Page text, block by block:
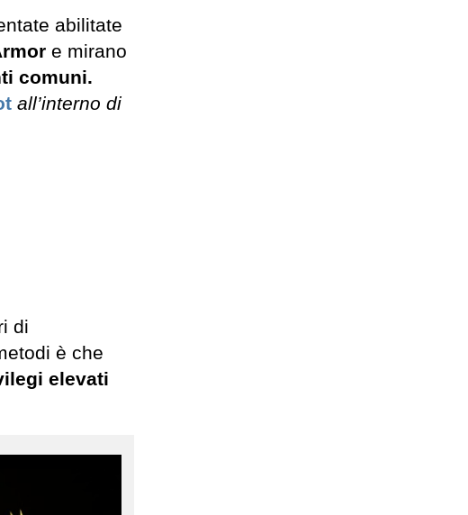
abilitate
e mirano
comuni.
all’interno di
di
è che
elevati